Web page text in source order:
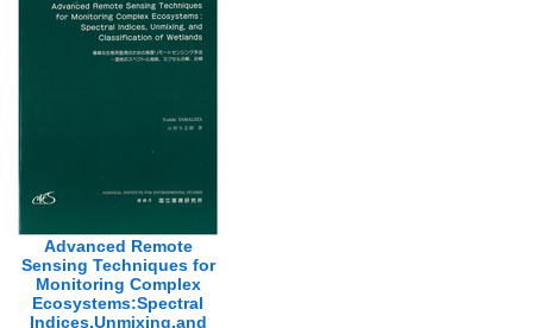
Advanced Remote
Sensing Techniques for
Monitoring Complex
Ecosystems:Spectral
Indices,Unmixing,and